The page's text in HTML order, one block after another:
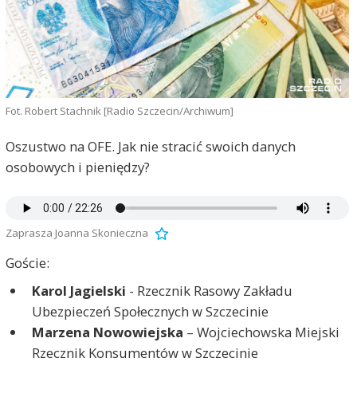
Fot. Robert Stachnik [Radio Szczecin/Archiwum]
Oszustwo na OFE. Jak nie stracić swoich danych
osobowych i pieniędzy?
Zaprasza Joanna Skonieczna
Goście:
Karol Jagielski - Rzecznik Rasowy Zakładu
Ubezpieczeń Społecznych w Szczecinie
Marzena Nowowiejska – Wojciechowska Miejski
Rzecznik Konsumentów w Szczecinie